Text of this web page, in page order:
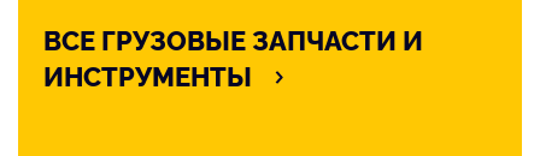
ВСЕ ГРУЗОВЫЕ ЗАПЧАСТИ И
ИНСТРУМЕНТЫ